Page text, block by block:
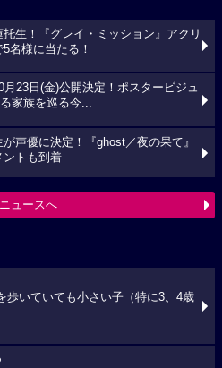
托生！『グレイ・ミッション』アクリ
名様に当たる！
月23日(金)公開決定！ポスタービジュ
家族を巡る今...
声優に決定！『ghost／夜の果て』
ントも到着
ュースへ
歩いていても小さい子（特に3、4歳